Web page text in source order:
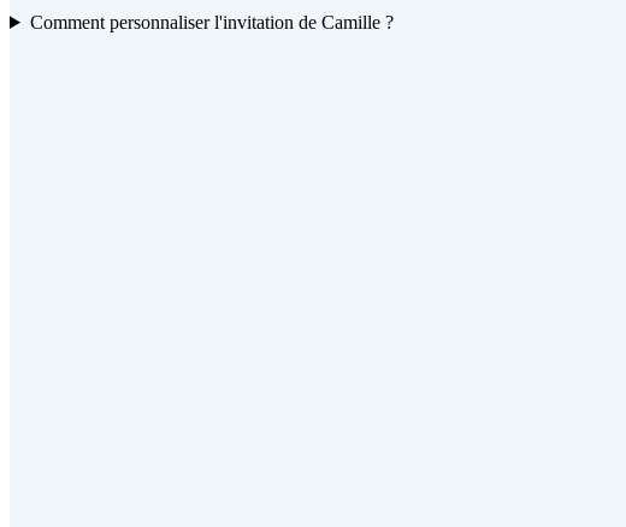
Comment personnaliser l'invitation de Camille ?